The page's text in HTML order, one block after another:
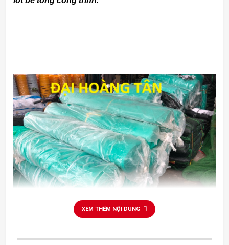
lưới che công trình
XEM THÊM NỘI DUNG